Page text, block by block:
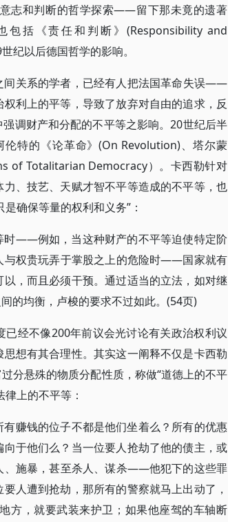
志和判断的哲学探索——留下那未竟的遗著
括《责任和判断》(Responsibility and
纪以后德国哲学的影响。
间关系的学者，已经有人把法国革命失误——
利上的平等，导致了放弃对自由的追求，反
调财产和分配的不平等之影响。20世纪后半
特的《论革命》(On Revolution)、塔尔蒙
of Totalitarian Democracy）。卡西勒针对
、技艺、天赋才智不平等造成的不平等，也
确保等量的权利和义务”：
时——例如，当这种财产的不平等迫使特定阶
与权贵玩弄于掌股之上的危险时——国家就有
，而且必须干预。通过适当的立法，如对继
的均衡，卢梭的要求不过如此。(54页)
经不像200年前议会光讨论有关政治权利议
想有其合理性。其实这一阐释不仅是卡西勒
分悬殊的物质分配性质，称做“道德上的不平
上的不平等：
赚钱的位子不都是他们坐着么？所有的优惠
于他们么？当一位要人抢劫了他的债主，或
、施暴，甚至杀人、谋杀——他犯下的这些罪
人遭到抢劫，那所有的警察就马上出动了，
方，就要武装来护卫；如果他座驾的车轴断